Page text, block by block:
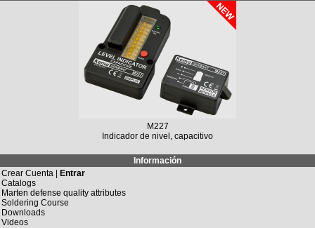
M149N
Regulador de carga solar 12 V/DC, 10 A / 20 A
Información
Crear Cuenta | Entrar
Catalogs
Marten defense quality attributes
Soldering Course
Downloads
Videos